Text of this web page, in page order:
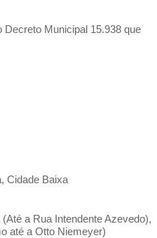
Decreto Municipal 15.938 que
Cidade Baixa
a Rua Intendente Azevedo),
até a Otto Niemeyer)